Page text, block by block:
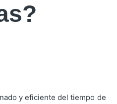
y eficiente del tiempo de